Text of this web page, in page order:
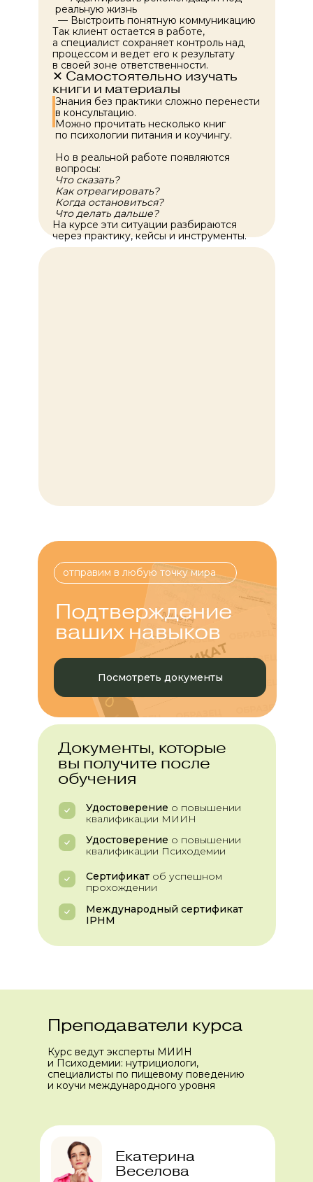
реальную жизнь
— Выстроить понятную коммуникацию
Так клиент остается в работе,
а специалист сохраняет контроль над
процессом и ведет его к результату
в своей зоне ответственности.
✕ Самостоятельно изучать
книги и материалы
Знания без практики сложно перенести
в консультацию.
Можно прочитать несколько книг
по психологии питания и коучингу.
Но в реальной работе появляются
вопросы:
Что сказать?
Как отреагировать?
Когда остановиться?
Что делать дальше?
На курсе эти ситуации разбираются
через практику, кейсы и инструменты.
Сертификат об успешном
прохождении
Удостоверение о повышении
квалификации Психодемии
Удостоверение о повышении
квалификации МИИН
Международный сертификат
IPHM
Документы, которые
вы получите после
обучения
Посмотреть документы
отправим в любую точку мира
Подтверждение
ваших навыков
Преподаватели курса
Курс ведут эксперты МИИН
и Психодемии: нутрициологи,
специалисты по пищевому поведению
и коучи международного уровня
Екатерина
Веселова